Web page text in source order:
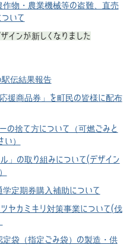
作物・農業機械等の盗難、直売
いて
インが新しくなりました
駅伝結果報告
応援商品券」を町民の皆様に配布
の捨て方について（可燃ごみと
い）
」の取り組みについて(デザイン
定期券購入補助について
ヤカミキリ対策事業について(伐
定袋（指定ごみ袋）の製造・供